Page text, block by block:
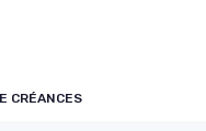
CRÉANCES